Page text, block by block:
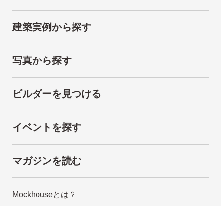
建築実例から探す
写真から探す
ビルダーを見つける
イベントを探す
マガジンを読む
Mockhouseとは？